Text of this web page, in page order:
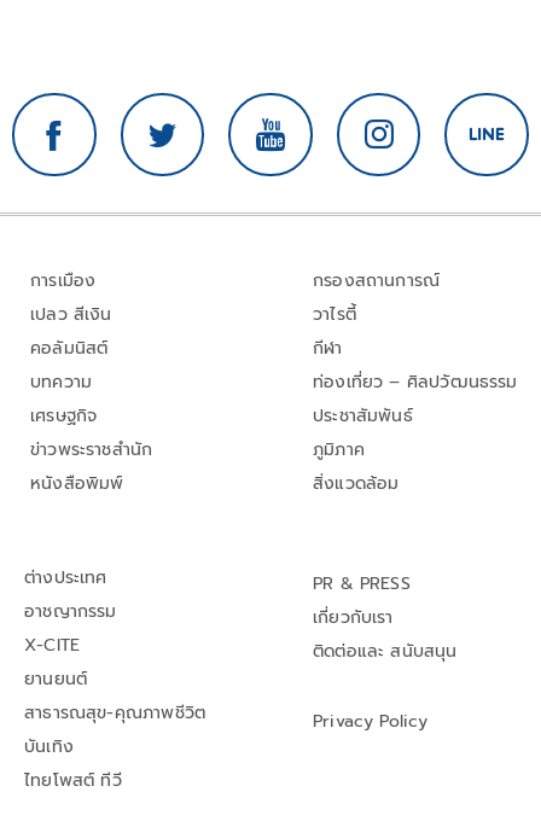
การเมือง
เปลว สีเงิน
คอลัมนิสต์
บทความ
เศรษฐกิจ
ข่าวพระราชสำนัก
หนังสือพิมพ์
กรองสถานการณ์
วาไรตี้
กีฬา
ท่องเที่ยว – ศิลปวัฒนธรรม
ประชาสัมพันธ์
ภูมิภาค
สิ่งแวดล้อม
ต่างประเทศ
อาชญากรรม
X-CITE
ยานยนต์
สาธารณสุข-คุณภาพชีวิต
บันเทิง
ไทยโพสต์ ทีวี
PR & PRESS
เกี่ยวกับเรา
ติดต่อและ สนับสนุน
Privacy Policy